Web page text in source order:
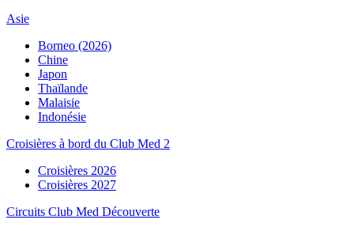
Asie
Borneo (2026)
Chine
Japon
Thaïlande
Malaisie
Indonésie
Croisières à bord du Club Med 2
Croisières 2026
Croisières 2027
Circuits Club Med Découverte